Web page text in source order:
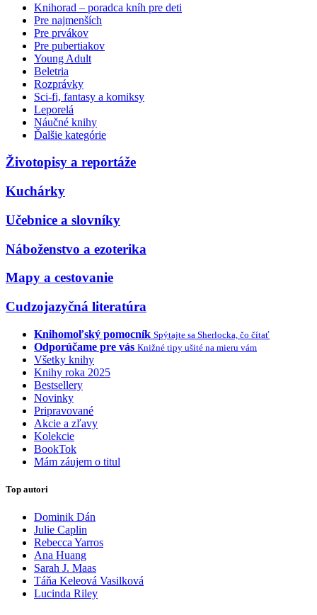
Knihorad – poradca kníh pre deti
Pre najmenších
Pre prvákov
Pre pubertiakov
Young Adult
Beletria
Rozprávky
Sci-fi, fantasy a komiksy
Leporelá
Náučné knihy
Ďalšie kategórie
Životopisy a reportáže
Kuchárky
Učebnice a slovníky
Náboženstvo a ezoterika
Mapy a cestovanie
Cudzojazyčná literatúra
Knihomoľský pomocník Spýtajte sa Sherlocka, čo čítať
Odporúčame pre vás Knižné tipy ušité na mieru vám
Všetky knihy
Knihy roka 2025
Bestsellery
Novinky
Pripravované
Akcie a zľavy
Kolekcie
BookTok
Mám záujem o titul
Top autori
Dominik Dán
Julie Caplin
Rebecca Yarros
Ana Huang
Sarah J. Maas
Táňa Keleová Vasilková
Lucinda Riley